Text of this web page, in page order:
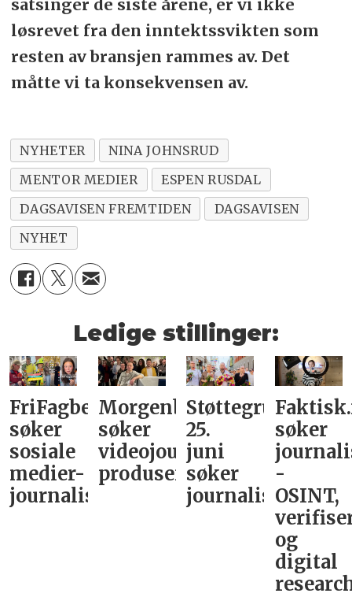
satsinger de siste årene, er vi ikke
løsrevet fra den inntektssvikten som
resten av bransjen rammes av. Det
måtte vi ta konsekvensen av.
NYHETER
NINA JOHNSRUD
MENTOR MEDIER
ESPEN RUSDAL
DAGSAVISEN FREMTIDEN
DAGSAVISEN
NYHET
Ledige stillinger:
FriFagbevegelse
søker
sosiale
medier-
journalist
Morgenbladet
søker
videojournalist/podkast-
produsent
Støttegruppa
25.
juni
søker
journalist
søker
-
OSINT,
og
digital